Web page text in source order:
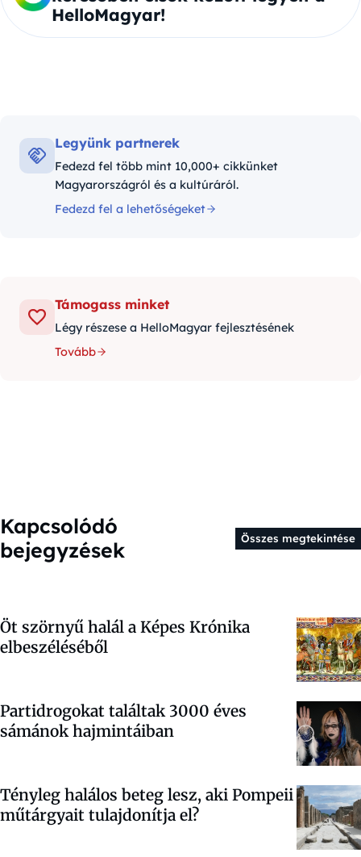
HelloMagyar!
Legyünk partnerek
Fedezd fel több mint 10,000+ cikkünket
Magyarországról és a kultúráról.
Fedezd fel a lehetőségeket
Támogass minket
Légy részese a HelloMagyar fejlesztésének
Tovább
Kapcsolódó
bejegyzések
Összes megtekintése
Öt szörnyű halál a Képes Krónika
elbeszéléséből
Partidrogokat találtak 3000 éves
sámánok hajmintáiban
Tényleg halálos beteg lesz, aki Pompeii
műtárgyait tulajdonítja el?